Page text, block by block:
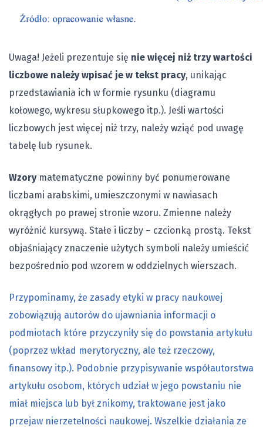
Uwaga! Jeżeli prezentuje się nie więcej niż trzy wartości
liczbowe należy wpisać je w tekst pracy, unikając
przedstawiania ich w formie rysunku (diagramu
kołowego, wykresu słupkowego itp.). Jeśli wartości
liczbowych jest więcej niż trzy, należy wziąć pod uwagę
tabelę lub rysunek.
Wzory matematyczne powinny być ponumerowane
liczbami arabskimi, umieszczonymi w nawiasach
okrągłych po prawej stronie wzoru. Zmienne należy
wyróżnić kursywą. Stałe i liczby – czcionką prostą. Tekst
objaśniający znaczenie użytych symboli należy umieścić
bezpośrednio pod wzorem w oddzielnych wierszach.
Przypominamy, że zasady etyki w pracy naukowej
zobowiązują autorów do ujawniania informacji o
podmiotach które przyczyniły się do powstania artykułu
(poprzez wkład merytoryczny, ale też rzeczowy,
finansowy itp.). Podobnie przypisywanie współautorstwa
artykułu osobom, których udział w jego powstaniu nie
miał miejsca lub był znikomy, traktowane jest jako
przejaw nierzetelności naukowej. Wszelkie działania ze